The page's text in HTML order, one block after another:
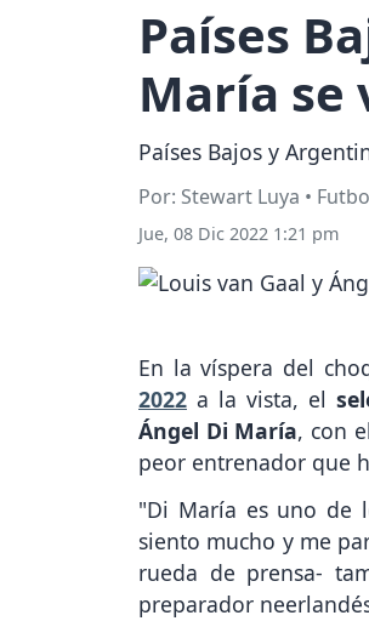
Países
María se
Países Bajos y
Por: Stewart Luya •
Jue, 08 Dic 2022 1:21 pm
En la víspera del
2022 a la vista, el
Ángel Di María, con
peor entrenador que
"Di María es uno de
siento mucho y me
rueda de prensa-
preparador